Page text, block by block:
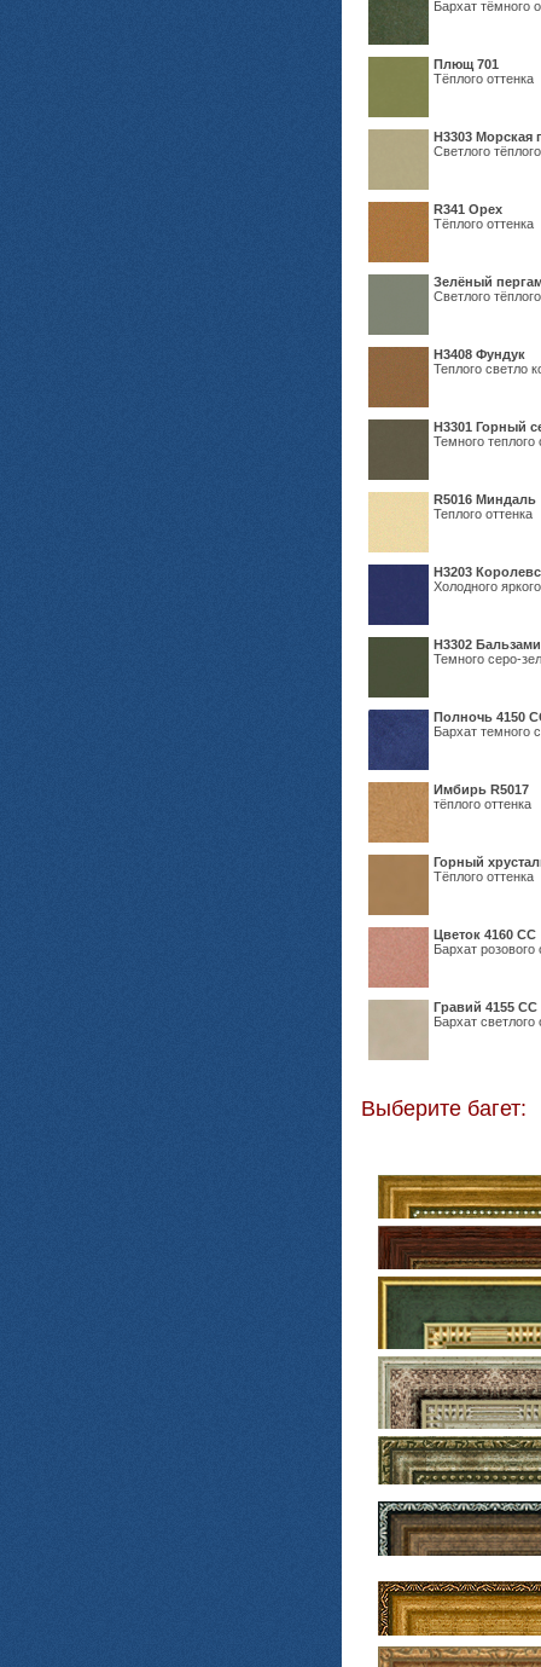
Бархат тёмного
Плющ 701
Тёплого оттенка
H3303 Морская
Светлого
R341 Орех
Тёплого оттенка
Зелёный
Светлого
Н3408 Фундук
Теплого светло
Н3301 Горный
Темного теплого
R5016 Миндаль
Теплого оттенка
Н3203
Холодного
Н3302
Темного серо-
Полночь 4150
Бархат темного
Имбирь R5017
тёплого оттенка
Горный
Тёплого оттенка
Цветок 4160 СС
Бархат розового
Гравий 4155 СС
Бархат светлого
Выберите багет: